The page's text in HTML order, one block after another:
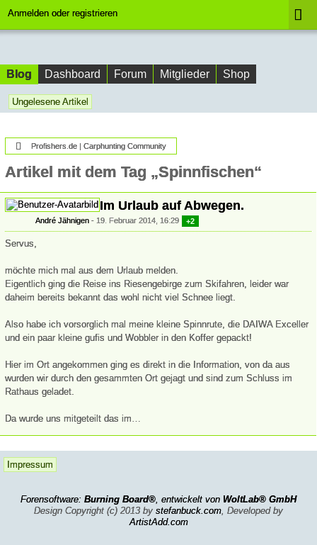
Anmelden oder registrieren
Blog Dashboard Forum Mitglieder Shop
Ungelesene Artikel
Profishers.de | Carphunting Community
Artikel mit dem Tag „Spinnfischen“
Im Urlaub auf Abwegen.
André Jähnigen 19. Februar 2014, 16:29 +2
Servus,
möchte mich mal aus dem Urlaub melden.
Eigentlich ging die Reise ins Riesengebirge zum Skifahren, leider war
daheim bereits bekannt das wohl nicht viel Schnee liegt.
Also habe ich vorsorglich mal meine kleine Spinnrute, die DAIWA Exceller
und ein paar kleine gufis und Wobbler in den Koffer gepackt!
Hier im Ort angekommen ging es direkt in die Information, von da aus
wurden wir durch den gesammten Ort gejagt und sind zum Schluss im
Rathaus geladet.
Da wurde uns mitgeteilt das im…
Impressum
Forensoftware: Burning Board®, entwickelt von WoltLab® GmbH
Design Copyright (c) 2013 by stefanbuck.com, Developed by
ArtistAdd.com